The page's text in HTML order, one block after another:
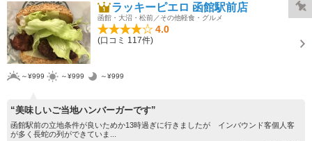
ラッキーピエロ 函館駅前店
函館・大沼・松前／その他軽食・グルメ
4.0
(口コミ 117件)
～¥999 ～¥999 ～¥999
“美味しいご当地ハンバーガーです”
函館駅前の立地条件が良いためか13時過ぎに行きましたが インバウンド客個人客
が多く長蛇の列ができていま...